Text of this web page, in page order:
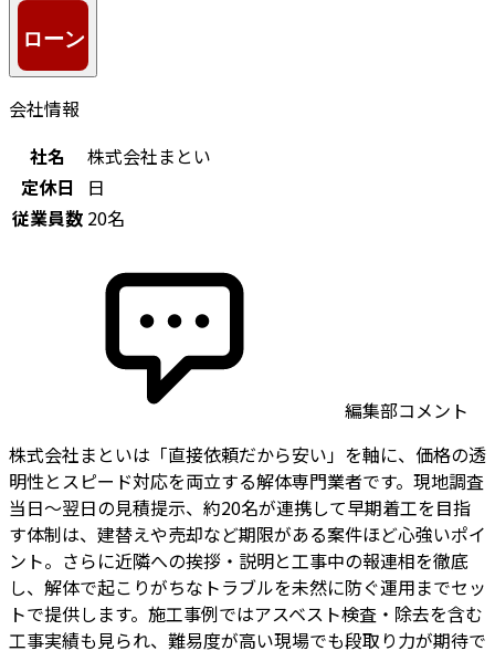
会社情報
社名
株式会社まとい
定休日
日
従業員数 20名
編集部コメント
株式会社まといは「直接依頼だから安い」を軸に、価格の透
明性とスピード対応を両立する解体専門業者です。現地調査
当日〜翌日の見積提示、約20名が連携して早期着工を目指
す体制は、建替えや売却など期限がある案件ほど心強いポイ
ント。さらに近隣への挨拶・説明と工事中の報連相を徹底
し、解体で起こりがちなトラブルを未然に防ぐ運用までセッ
トで提供します。施工事例ではアスベスト検査・除去を含む
工事実績も見られ、難易度が高い現場でも段取り力が期待で